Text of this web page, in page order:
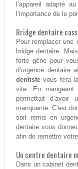
l’appareil adapté
l’importance de le
Bridge dentaire
Pour remplacer
bridge dentaire.
forte gêne pour
d’urgence dentaire
dentistevous fera la
vite. En
permettait d’avoir
manquante. C’est
soit remis en
dentaire vous
afin de remettre
Un centre dentaire
Dans un cabinet